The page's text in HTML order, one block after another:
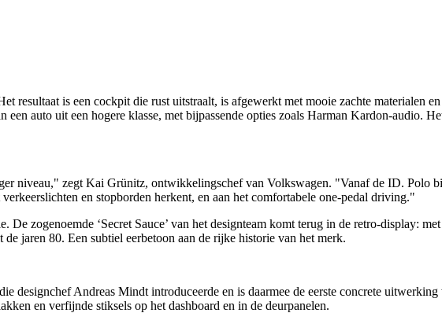
resultaat is een cockpit die rust uitstraalt, is afgewerkt met mooie zachte materialen
auto uit een hogere klasse, met bijpassende opties zoals Harman Kardon-audio.
niveau," zegt Kai Grünitz, ontwikkelingschef van Volkswagen. "Vanaf de ID. Polo
en stopborden herkent, en aan het comfortabele one-pedal driving."
zogenoemde ‘Secret Sauce’ van het designteam komt terug in de retro-display:
jaren 80. Een subtiel eerbetoon aan de rijke historie van het merk.
designchef Andreas Mindt introduceerde en is daarmee de eerste concrete
en verfijnde stiksels op het dashboard en in de deurpanelen.